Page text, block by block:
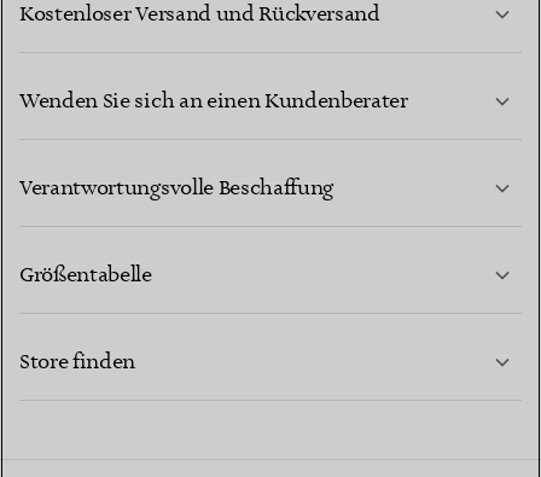
Kostenloser Versand und Rückversand
Wenden Sie sich an einen Kundenberater
Verantwortungsvolle Beschaffung
Größentabelle
Store finden